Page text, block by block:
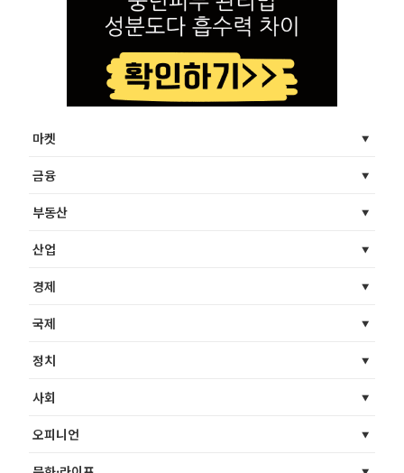
마켓
금융
부동산
산업
경제
국제
정치
사회
오피니언